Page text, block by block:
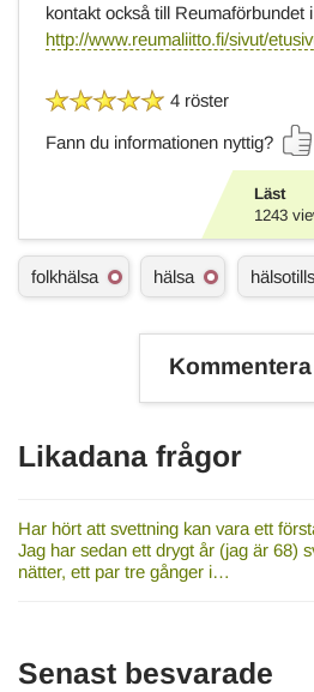
kontakt också till Reumaförbundet
http://www.reumaliitto.fi/sivut/
4 röster
Fann du informationen nyttig?
Läst
1243
Ä
m
folkhälsa hälsa
Kommentera
Likadana frågor
Har hört att svettning kan vara ett
Jag har sedan ett drygt år (jag är 68)
nätter, ett par tre gånger i…
Senast besvarade